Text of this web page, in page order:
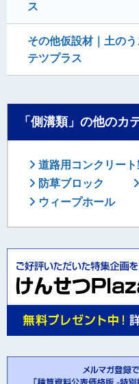
ス
その他仮設材｜土の
テツプラス
「側溝類」の他のカ
道路用コンクリー
防草ブロック
ウィープホール